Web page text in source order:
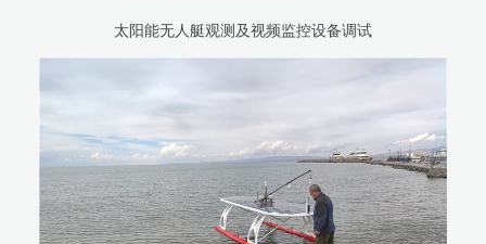
太阳能无人艇观测及视频监控设备调试